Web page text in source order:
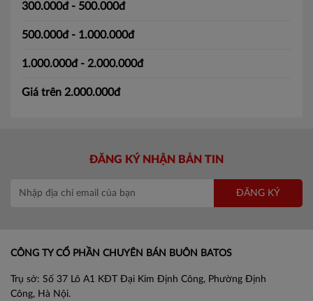
300.000đ - 500.000đ
500.000đ - 1.000.000đ
1.000.000đ - 2.000.000đ
Giá trên 2.000.000đ
ĐĂNG KÝ NHẬN BẢN TIN
ĐĂNG KÝ
CÔNG TY CỔ PHẦN CHUYÊN BÁN BUÔN BATOS
Trụ sở: Số 37 Lô A1 KĐT Đại Kim Định Công, Phường Định
Công, Hà Nội.